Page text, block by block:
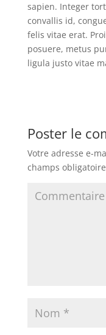
sapien. Integer
convallis id,
felis vitae erat.
posuere, metus
ligula justo vitae
Poster le
Votre adresse e-
champs